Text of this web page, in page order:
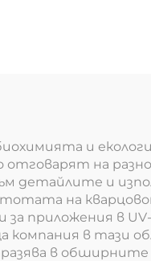
и
отговарят на
детайлите и
на
приложения в
компания в тази
в обширните